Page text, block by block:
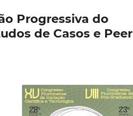
Progressiva do
de Casos e Peer